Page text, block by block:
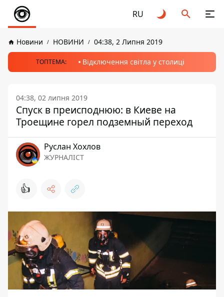
RU
Новини НОВИНИ 04:38, 2 Липня 2019
ТОПТЕМА: Відключення світла у столиці
04:38, 02 липня 2019
Спуск в преисподнюю: в Киеве на
Троещине горел подземный переход
Руслан Хохлов
ЖУРНАЛІСТ
👍